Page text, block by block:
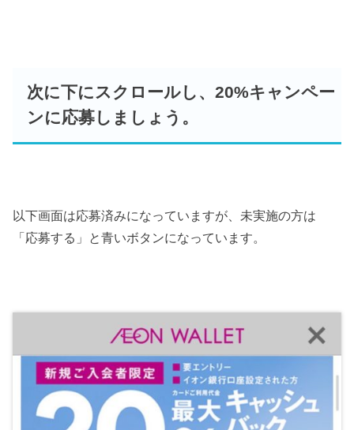
次に下にスクロールし、20%キャンペー
ンに応募しましょう。
以下画面は応募済みになっていますが、未実施の方は
「応募する」と青いボタンになっています。